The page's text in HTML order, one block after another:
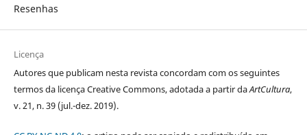
Resenhas
Licença
Autores que publicam nesta revista concordam com os seguintes
termos da licença Creative Commons, adotada a partir daArtCultura,
v. 21, n. 39 (jul.-dez. 2019).